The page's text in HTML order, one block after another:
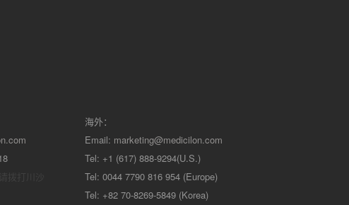
海外：
Email: marketing@medicilon.com
Tel: +1 (617) 888-9294(U.S.)
Tel: 0044 7790 816 954 (Europe)
Tel: +82 70-8269-5849 (Korea)